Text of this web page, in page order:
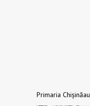
Primaria Chișinăau